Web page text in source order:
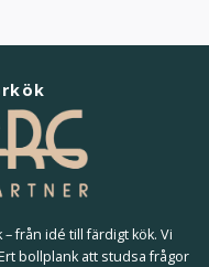
från idé till färdigt kök. Vi
bollplank att studsa frågor